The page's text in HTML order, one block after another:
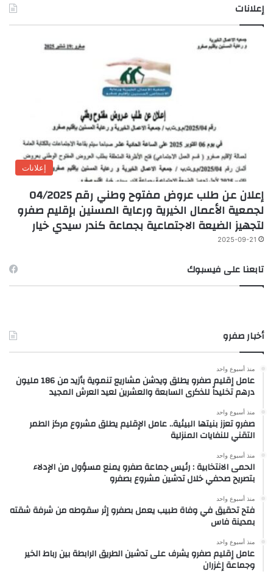
إعلانات
إعلانات
إعلان عن طلب عروض مفتوح وطني رقم 04/2025
لجمعية الأعمال الخيرية ورعاية المسنين بإقليم صفرو
لتجهيز الضيعة الاجتماعية بجماعة كندر سيدي خيار
2025-09-21
تابعنا على فيسبوك
أخبار صفرو
منذ أسبوع واحد
عامل إقليم صفرو يطلق ويدشن مشاريع تنموية بأزيد من 186 مليون
درهم تخليداً للذكرى السابعة والعشرين لعيد العرش المجيد
منذ أسبوع واحد
صفرو تعزز بنيتها البيئية.. عامل الإقليم يطلق مشروع مركز الطمر
التقني للنفايات المنزلية
منذ أسبوع واحد
الحمى الانتخابية : رئيس جماعة صفرو يمنع مسؤول من الإدلاء
بتصريح صحفي خلال تدشين مشروع بصفرو
منذ أسبوع واحد
فتح تحقيق في وفاة طبيب يعمل بصفرو إثر سقوطه من شرفة شقته
بمدينة فاس
منذ أسبوع واحد
عامل إقليم صفرو يشرف على تدشين الطريق الرابطة بين رباط الخير
وجماعة إغزران